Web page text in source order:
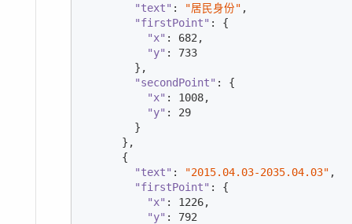
"text" : "居民身份" ,
"firstPoint" : {
"x" : 682 ,
"y" : 733
        },
"secondPoint" : {
"x" : 1008,
"y" : 29
        }
      },
      {
"text" : "2015.04.03-2035.04.03" ,
"firstPoint" : {
"x" : 1226,
"y" : 792